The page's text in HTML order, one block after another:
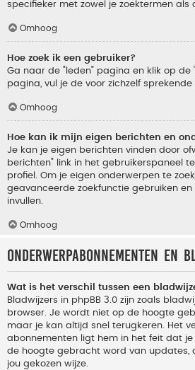
specifieker met zowel je zoektermen als
Omhoog
Hoe zoek ik een gebruiker?
Ga naar de "leden" pagina en klik op de
pagina, vul je de voor zichzelf sprekende
Omhoog
Hoe kan ik mijn eigen berichten en
Je kan je eigen berichten vinden door
berichten" link in het gebruikerspaneel
profiel. Om je eigen onderwerpen te
geavanceerde zoekfunctie gebruiken
invullen.
Omhoog
Onderwerpabonnementen en
Wat is het verschil tussen een
Bladwijzers in phpBB 3.0 zijn zoals
browser. Je wordt niet op de hoogte
maar je kan altijd snel terugkeren. Het
abonnementen ligt hem in het feit dat
de hoogte gebracht word van updates,
jou gekozen wijze.